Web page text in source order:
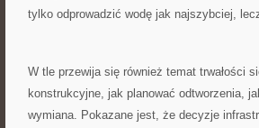
tylko odprowadzić wodę jak najszybciej,
W tle przewija się również temat trwałości
konstrukcyjne, jak planować odtworzenia,
wymiana. Pokazane jest, że decyzje